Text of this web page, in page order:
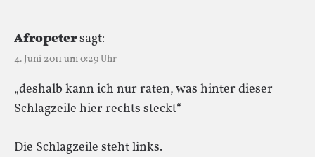
Afropetersagt:
4. Juni 2011 um 0:29 Uhr
„deshalb kann ich nur raten, was hinter dieser
Schlagzeile hier rechts steckt“
Die Schlagzeile steht links.